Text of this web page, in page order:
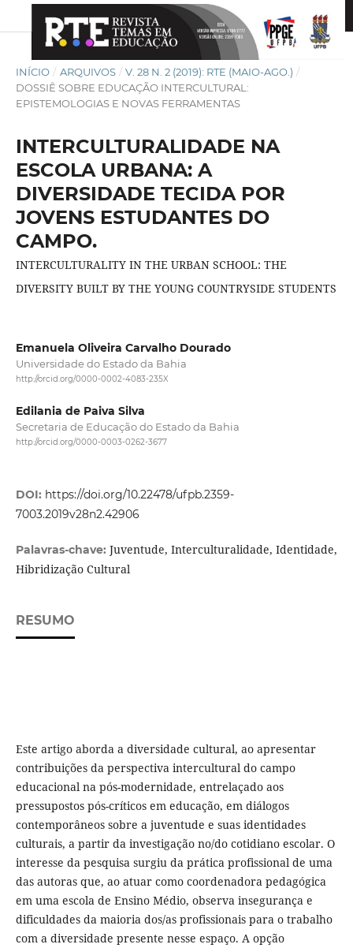
INÍCIO / ARQUIVOS / V. 28 N. 2 (2019): RTE (MAIO-AGO.) /
DOSSIÊ SOBRE EDUCAÇÃO INTERCULTURAL:
EPISTEMOLOGIAS E NOVAS FERRAMENTAS
INTERCULTURALIDADE NA
ESCOLA URBANA: A
DIVERSIDADE TECIDA POR
JOVENS ESTUDANTES DO
CAMPO.
INTERCULTURALITY IN THE URBAN SCHOOL: THE
DIVERSITY BUILT BY THE YOUNG COUNTRYSIDE STUDENTS
Emanuela Oliveira Carvalho Dourado
Universidade do Estado da Bahia
http://orcid.org/0000-0002-4083-235X
Edilania de Paiva Silva
Secretaria de Educação do Estado da Bahia
http://orcid.org/0000-0003-0262-3677
DOI: https://doi.org/10.22478/ufpb.2359-
7003.2019v28n2.42906
Palavras-chave: Juventude, Interculturalidade, Identidade,
Hibridização Cultural
RESUMO
Este artigo aborda a diversidade cultural, ao apresentar
contribuições da perspectiva intercultural do campo
educacional na pós-modernidade, entrelaçado aos
pressupostos pós-críticos em educação, em diálogos
contemporâneos sobre a juventude e suas identidades
culturais, a partir da investigação no/do cotidiano escolar. O
interesse da pesquisa surgiu da prática profissional de uma
das autoras que, ao atuar como coordenadora pedagógica
em uma escola de Ensino Médio, observa insegurança e
dificuldades da maioria dos/as profissionais para o trabalho
com a diversidade presente nesse espaço. A opção